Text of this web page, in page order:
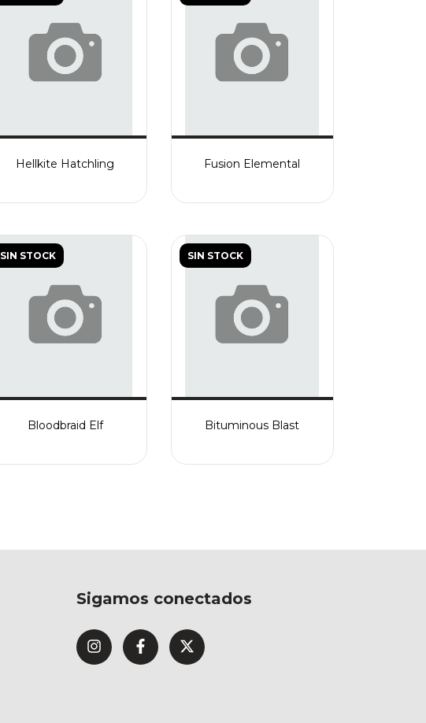
Hellkite Hatchling Fusion Elemental
SIN STOCK
Bloodbraid Elf
SIN STOCK
Bituminous Blast
Sigamos conectados